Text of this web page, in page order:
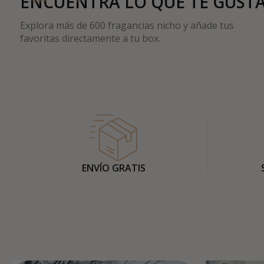
Explora más de 600 fragancias nicho y añade tus
favoritas directamente a tu box.
ENVÍO GRATIS